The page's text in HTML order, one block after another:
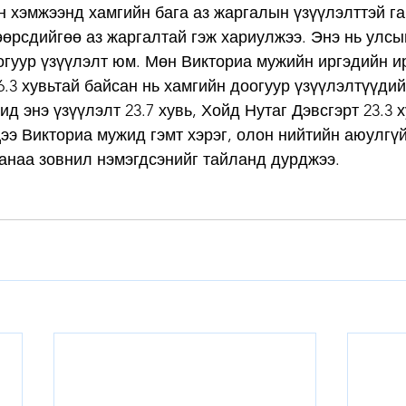
хамгийн бага аз жаргалын үзүүлэлттэй
аз жаргалтай гэж хариулжээ. Энэ нь
үзүүлэлт юм. Мөн Викториа мужийн иргэдийн
хувьтай байсан нь хамгийн доогуур
энэ үзүүлэлт 23.7 хувь, Хойд Нутаг Дэвсгэрт 23.3
Викториа мужид гэмт хэрэг, олон нийтийн
зовнил нэмэгдсэнийг тайланд дурджээ.